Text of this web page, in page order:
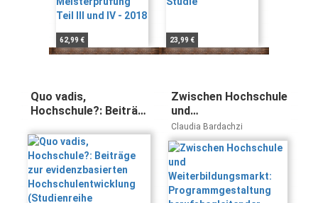
62,99 € 23,99 €
Quo vadis,
Hochschule?: Beiträge
Hochschulentwicklung
(Studienreihe
Hochschulforschung
Österreich)
Zwischen Hochschule
und
Weiterbildungsmarkt:
Programmgestaltung
berufsbegleitender
Studiengänge
(Internationale
Hochschulschriften)
Claudia Bardachzi